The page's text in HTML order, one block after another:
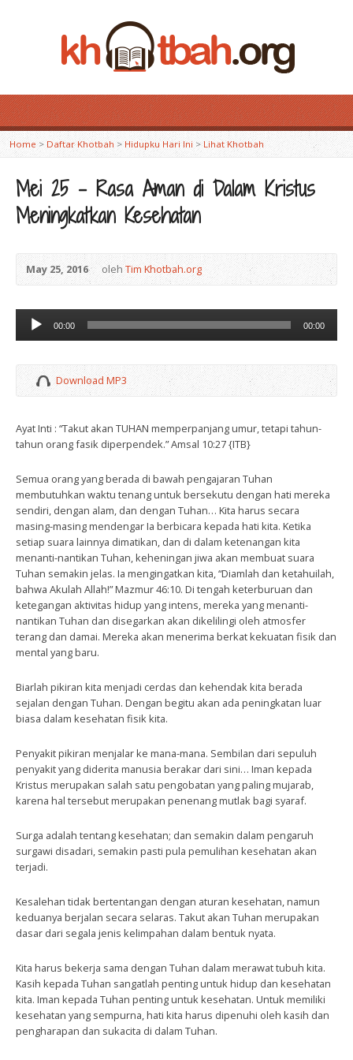
Home > Daftar Khotbah >Hidupku Hari Ini >Lihat Khotbah
Mei 25 – Rasa Aman di Dalam Kristus
Meningkatkan Kesehatan
May 25, 2016 olehTim Khotbah.org
Audio
Player
00:00 00:00
Download MP3
Ayat Inti : “Takut akan TUHAN memperpanjang umur, tetapi tahun-
tahun orang fasik diperpendek.” Amsal 10:27 {ITB}
Semua orang yang berada di bawah pengajaran Tuhan
membutuhkan waktu tenang untuk bersekutu dengan hati mereka
sendiri, dengan alam, dan dengan Tuhan… Kita harus secara
masing-masing mendengar Ia berbicara kepada hati kita. Ketika
setiap suara lainnya dimatikan, dan di dalam ketenangan kita
menanti-nantikan Tuhan, keheningan jiwa akan membuat suara
Tuhan semakin jelas. Ia mengingatkan kita, “Diamlah dan ketahuilah,
bahwa Akulah Allah!” Mazmur 46:10. Di tengah keterburuan dan
ketegangan aktivitas hidup yang intens, mereka yang menanti-
nantikan Tuhan dan disegarkan akan dikelilingi oleh atmosfer
terang dan damai. Mereka akan menerima berkat kekuatan fisik dan
mental yang baru.
Biarlah pikiran kita menjadi cerdas dan kehendak kita berada
sejalan dengan Tuhan. Dengan begitu akan ada peningkatan luar
biasa dalam kesehatan fisik kita.
Penyakit pikiran menjalar ke mana-mana. Sembilan dari sepuluh
penyakit yang diderita manusia berakar dari sini… Iman kepada
Kristus merupakan salah satu pengobatan yang paling mujarab,
karena hal tersebut merupakan penenang mutlak bagi syaraf.
Surga adalah tentang kesehatan; dan semakin dalam pengaruh
surgawi disadari, semakin pasti pula pemulihan kesehatan akan
terjadi.
Kesalehan tidak bertentangan dengan aturan kesehatan, namun
keduanya berjalan secara selaras. Takut akan Tuhan merupakan
dasar dari segala jenis kelimpahan dalam bentuk nyata.
Kita harus bekerja sama dengan Tuhan dalam merawat tubuh kita.
Kasih kepada Tuhan sangatlah penting untuk hidup dan kesehatan
kita. Iman kepada Tuhan penting untuk kesehatan. Untuk memiliki
kesehatan yang sempurna, hati kita harus dipenuhi oleh kasih dan
pengharapan dan sukacita di dalam Tuhan.